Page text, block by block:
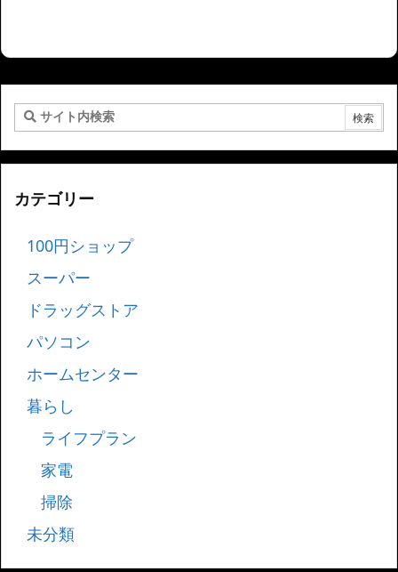
カテゴリー
100円ショップ
スーパー
ドラッグストア
パソコン
ホームセンター
暮らし
ライフプラン
家電
掃除
未分類